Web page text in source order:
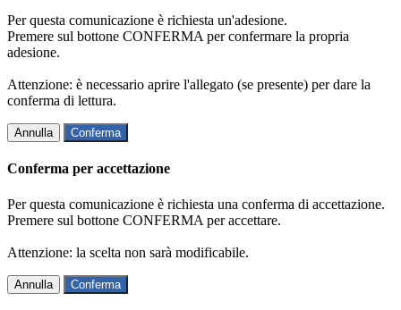
Per questa comunicazione è richiesta un'adesione.
Premere sul bottone CONFERMA per confermare la propria
adesione.
Attenzione: è necessario aprire l'allegato (se presente) per dare la
conferma di lettura.
Annulla Conferma
Conferma per accettazione
Per questa comunicazione è richiesta una conferma di accettazione.
Premere sul bottone CONFERMA per accettare.
Attenzione: la scelta non sarà modificabile.
Annulla Conferma